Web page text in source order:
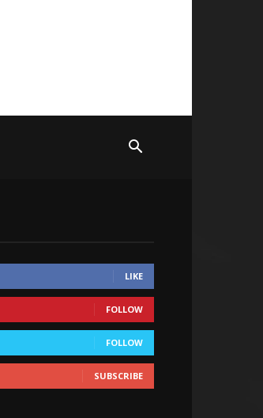
LIKE
FOLLOW
FOLLOW
SUBSCRIBE